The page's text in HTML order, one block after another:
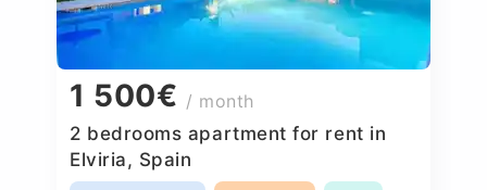
1 500€ / month
2 bedrooms apartment for rent in
Elviria, Spain